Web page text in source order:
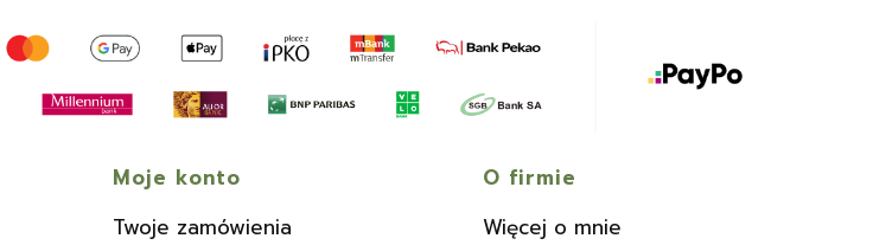
Moje konto
Twoje zamówienia
O firmie
Więcej o mnie